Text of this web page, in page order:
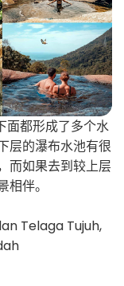
面都形成了多个水
层的瀑布水池有很
而如果去到较上层
伴。
Telaga Tujuh,